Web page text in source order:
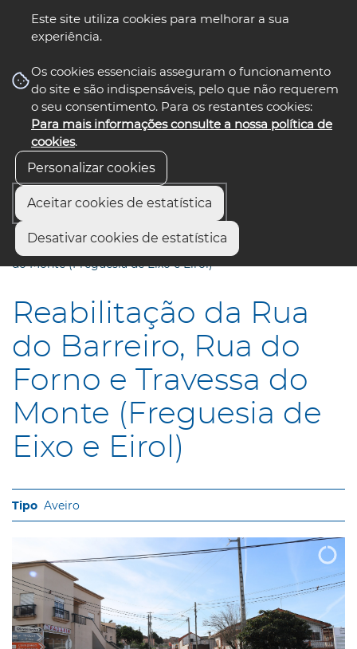
Este site utiliza cookies para melhorar a sua
experiência.
Os cookies essenciais asseguram o funcionamento
do site e são indispensáveis, pelo que não requerem
o seu consentimento. Para os restantes cookies:
Para mais informações consulte a nossa política de
cookies.
Personalizar cookies
Aceitar cookies de estatística
Desativar cookies de estatística
nos select language
Início
Reabilitação da Rua do Barreiro, Rua do Forno e Travessa
do Monte (Freguesia de Eixo e Eirol)
Reabilitação da Rua
do Barreiro, Rua do
Forno e Travessa do
Monte (Freguesia de
Eixo e Eirol)
Aveiro